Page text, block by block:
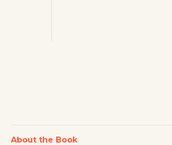
About the Book